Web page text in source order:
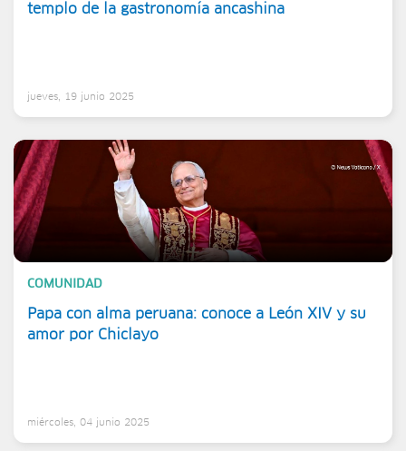
templo de la gastronomía ancashina
jueves, 19 junio 2025
COMUNIDAD
Papa con alma peruana: conoce a León XIV y su
amor por Chiclayo
miércoles, 04 junio 2025